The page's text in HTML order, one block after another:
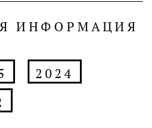
ИНФОРМАЦИЯ
2024